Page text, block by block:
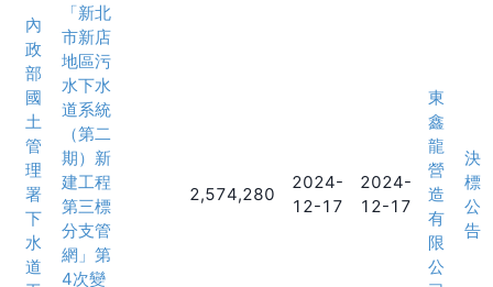
內
政
部
國
土
管
理
署
下
水
道
「新北
市新店
地區污
水下水
道系統
（第二
期）新
建工程
第三標
分支管
網」第
4次變
2,574,280
2024-
12-17
2024-
12-17
東
鑫
龍
營
造
有
限
公
決
標
公
告